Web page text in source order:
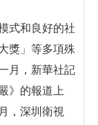
式和良好的社
獎」等多項殊
月，新華社記
》的報道上
，深圳衛視